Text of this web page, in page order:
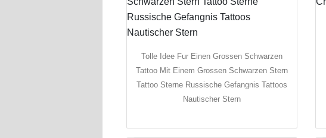
Tolle Idee Fur Einen Grossen Schwarzen
Tattoo Mit Einem Grossen Schwarzen Stern
Tattoo Sterne Russische Gefangnis Tattoos
Nautischer Stern